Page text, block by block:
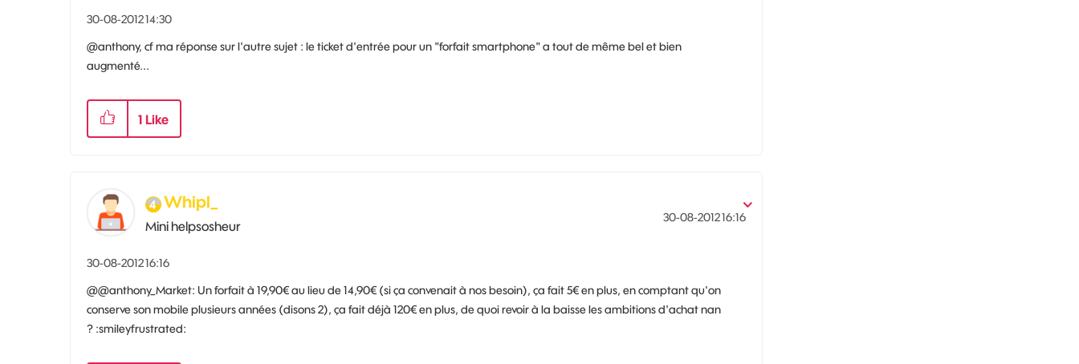
‎30-08-201214:30
@anthony, cf ma réponse sur l'autre sujet : le ticket d'entrée pour un "forfait smartphone" a tout de même bel et bien
augmenté...
1 Like
Whipl_
Mini helpsosheur
‎30-08-201216:16
‎30-08-201216:16
@@anthony_Market: Un forfait à 19,90€ au lieu de 14,90€ (si ça convenait à nos besoin), ça fait 5€ en plus, en comptant qu'on
conserve son mobile plusieurs années (disons 2), ça fait déjà 120€ en plus, de quoi revoir à la baisse les ambitions d'achat nan
? :smileyfrustrated: